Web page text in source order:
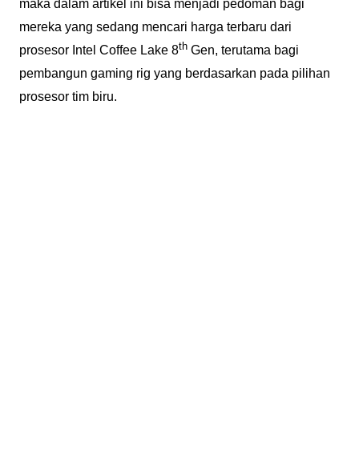
maka dalam artikel ini bisa menjadi pedoman bagi
mereka yang sedang mencari harga terbaru dari
prosesor Intel Coffee Lake 8thGen, terutama bagi
pembangun gaming rig yang berdasarkan pada pilihan
prosesor tim biru.